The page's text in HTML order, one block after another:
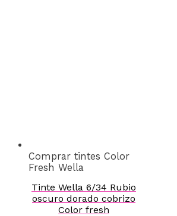
Comprar tintes Color
Fresh Wella
Tinte Wella 6/34 Rubio
oscuro dorado cobrizo
Color fresh